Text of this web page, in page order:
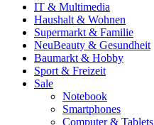
IT & Multimedia
Haushalt & Wohnen
Supermarkt & Familie
NeuBeauty & Gesundheit
Baumarkt & Hobby
Sport & Freizeit
Sale
Notebook
Smartphones
Computer & Tablets